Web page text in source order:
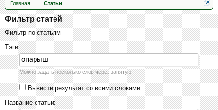
Главная Статьи
Фильтр статей
Фильтр по статьям
Тэги:
Можно задать несколько слов через запятую
Вывести результат со всеми словами
Название статьи: